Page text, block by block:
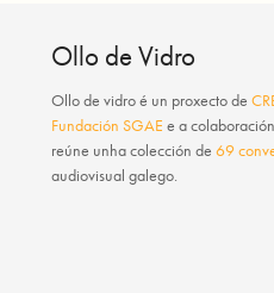
Ollo de Vidro
Ollo de vidroé un proxecto de
Fundación SGAE e a
reúne unha colección de69
audiovisual galego.